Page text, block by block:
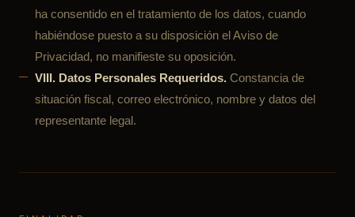
ha consentido en el tratamiento de los datos, cuando
habiéndose puesto a su disposición el Aviso de
Privacidad, no manifieste su oposición.
VIII. Datos Personales Requeridos. Constancia de
situación fiscal, correo electrónico, nombre y datos del
representante legal.